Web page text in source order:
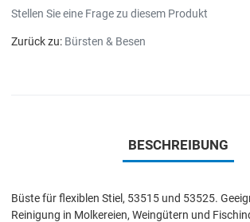
Stellen Sie eine Frage zu diesem Produkt
Zurück zu: Bürsten & Besen
BESCHREIBUNG
Büste für flexiblen Stiel, 53515 und 53525.
Reinigung in Molkereien, Weingütern und